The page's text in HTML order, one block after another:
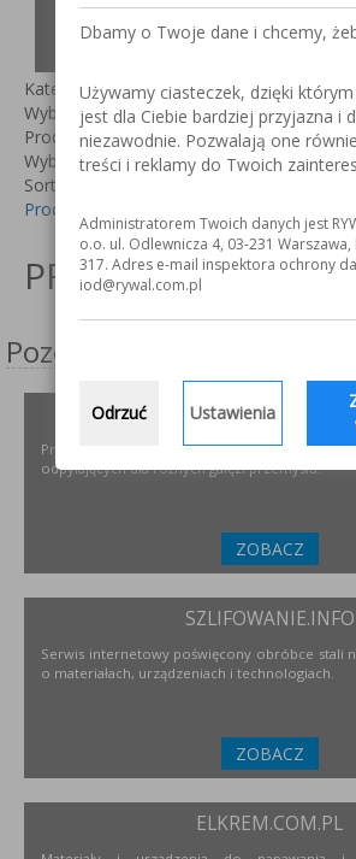
NOWOŚCI!
Kategorie:
Wybierz kategorie
Producent:
Wybierz producenta
Sortuj według
Producent -/+
Nie znaleziono wpisu
PRODUKTY
Pozostałe serwisy firmy
ODPYLAMY.PL
Projektowanie i dobór, montaż, serwis
odpylających dla różnych gałęzi przemysłu.
ZOBACZ
SZLIFOWANIE.INFO
Serwis internetowy poświęcony obróbce stali
o materiałach, urządzeniach i technologiach.
ZOBACZ
ELKREM.COM.PL
Dbamy o Twoje dane i chcemy,
Używamy ciasteczek, dzięki
jest dla Ciebie bardziej przyjazna i
niezawodnie. Pozwalają one
treści i reklamy do Twoich
Administratorem Twoich danych jest
o.o. ul. Odlewnicza 4, 03-231 Warszawa,
317. Adres e-mail inspektora ochrony
iod@rywal.com.pl
Odrzuć Ustawienia